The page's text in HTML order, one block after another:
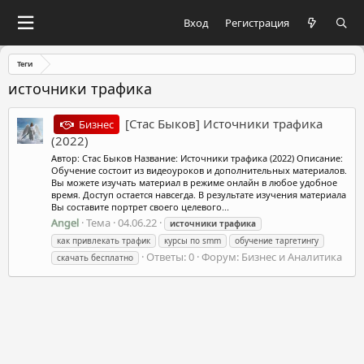
Вход Регистрация
Теги
источники трафика
Бизнес
[Стас Быков] Источники трафика
(2022)
Автор: Стас Быков Название: Источники трафика (2022) Описание:
Обучение состоит из видеоуроков и дополнительных материалов.
Вы можете изучать материал в режиме онлайн в любое удобное
время. Доступ остается навсегда. В результате изучения материала
Вы составите портрет своего целевого...
Angel Тема 04.06.22 источники трафика
как привлекать трафик
курсы по smm
обучение таргетингу
скачать бесплатно
Ответы: 0 Форум: Бизнес и Аналитика